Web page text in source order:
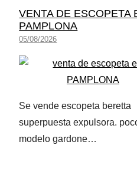
VENTA DE ESCOPETA
PAMPLONA
05/08/2026
Se vende escopeta beretta
superpuesta expulsora.
modelo gardone…